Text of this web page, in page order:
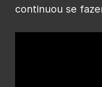
continuou se